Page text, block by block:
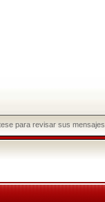
para revisar sus mensajes